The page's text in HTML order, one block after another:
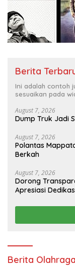
Berita
Ini adalah contoh
sesuaikan pada
August 7, 2026
Dump Truk Jadi
August 7, 2026
Polantas
Berkah
August 7, 2026
Dorong
Apresiasi
Berita Olahraga